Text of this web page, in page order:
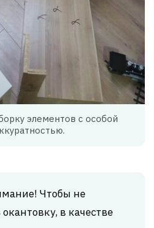
элементов с особой
Чтобы не
в качестве